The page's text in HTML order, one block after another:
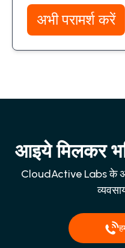
अभी परामर्श करें
आइये मिलकर
CloudActive Labs के